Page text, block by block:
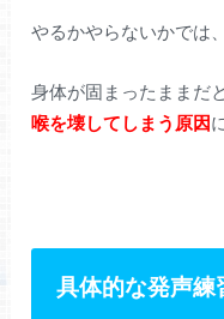
やるかやらないかでは
身体が固まったままだ
喉を壊してしまう原因
具体的な発声練